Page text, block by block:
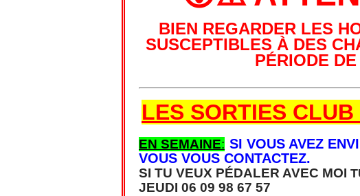
BIEN REGARDER LES
SUSCEPTIBLES À DES
PÉRIODE
LES SORTIES CLUB
EN SEMAINE: SI VOUS AVEZ
VOUS VOUS CONTACTEZ.
SI TU VEUX PÉDALER AVEC MOI
JEUDI 06 09 98 67 57